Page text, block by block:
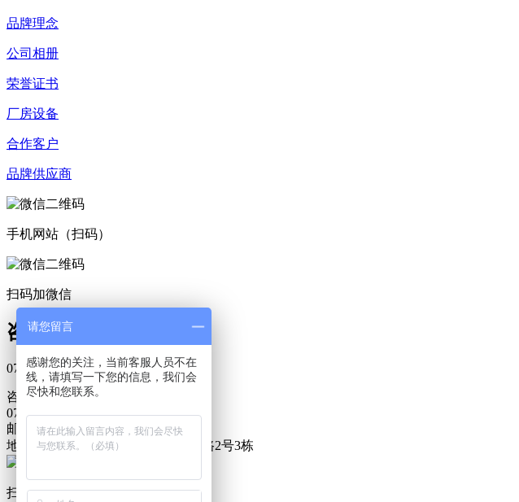
品牌理念
公司相册
荣誉证书
厂房设备
合作客户
品牌供应商
手机网站（扫码）
扫码加微信
咨询热线
0769-81881389
咨询热线
0769-81881389
邮箱：geallyice@163.com
地址：广东省东莞市大岭山镇香韵路2号3栋
扫码加微信
请您留言
感谢您的关注，当前客服人员不在
线，请填写一下您的信息，我们会
尽快和您联系。